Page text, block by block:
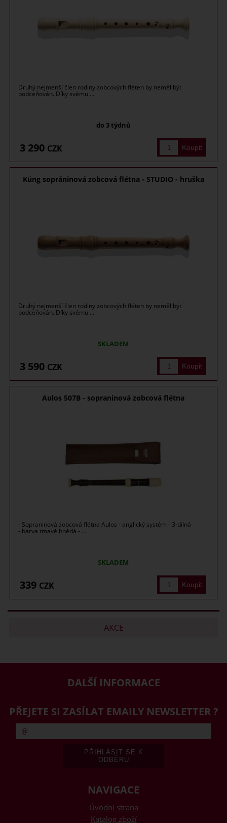
Druhý nejmenší člen rodiny zobcových fléten by neměl být
podceňován. Díky svému ...
do 3 týdnů
3 290 CZK
Küng sopráninová zobcová flétna - STUDIO - hruška
Druhý nejmenší člen rodiny zobcových fléten by neměl být
podceňován. Díky svému ...
SKLADEM
3 590 CZK
Aulos 507B - sopraninová zobcová flétna
- Sopraninová zobcová flétna Aulos - anglický systém - 3-dílná
- barva tmavě hnědá - ...
SKLADEM
339 CZK
AKCE
DALŠÍ INFORMACE
PŘEJETE SI ZASÍLAT EMAILY NEWSLETTER ?
NAVIGACE
Úvodní strana
Katalog zboží